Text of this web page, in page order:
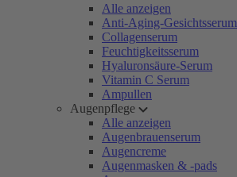
Alle anzeigen
Anti-Aging-Gesichtsserum
Collagenserum
Feuchtigkeitsserum
Hyaluronsäure-Serum
Vitamin C Serum
Ampullen
Augenpflege
Alle anzeigen
Augenbrauenserum
Augencreme
Augenmasken & -pads